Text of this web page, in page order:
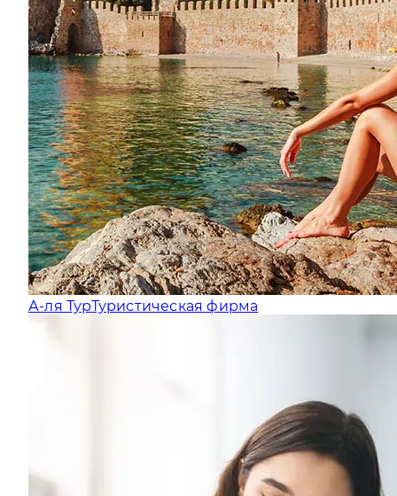
А-ля ТурТуристическая фирма